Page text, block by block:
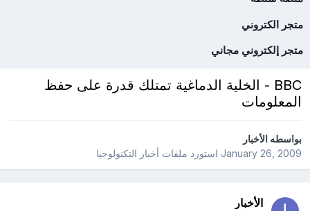
متجر الكتروني
متجر إلكتروني مجاني
BBC - الخلية الدماغية تمتلك قدرة على حفظ
المعلومات
بواسطهالأخبار
January 26, 2009استورد ملفات أخبار التكنولوجيا
الأخبار